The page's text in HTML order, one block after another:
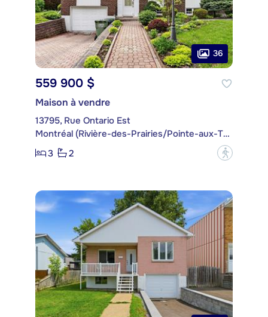
36
559 900 $
Maison à vendre
13795, Rue Ontario Est
Montréal (Rivière-des-Prairies/Pointe-aux-Trembles)
3
2 ?